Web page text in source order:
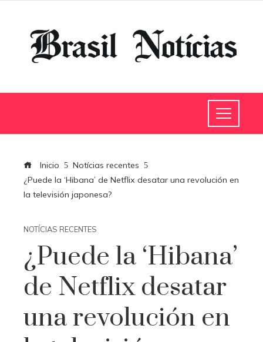
Inicio
Notícias recentes
¿Puede la ‘Hibana’ de Netflix desatar una revolución en
la televisión japonesa?
NOTÍCIAS RECENTES
¿Puede la ‘Hibana’
de Netflix desatar
una revolución en